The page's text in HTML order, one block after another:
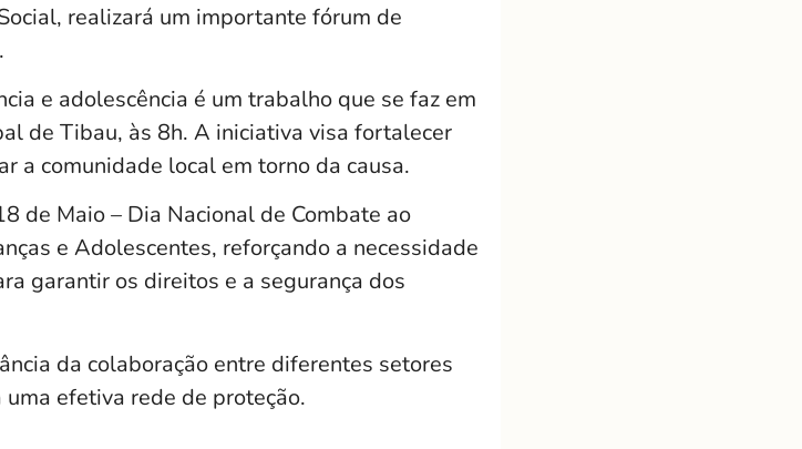
realizará um importante fórum de
e adolescência é um trabalho que se faz em
de Tibau, às 8h. A iniciativa visa fortalecer
a comunidade local em torno da causa.
de Maio – Dia Nacional de Combate ao
e Adolescentes, reforçando a necessidade
garantir os direitos e a segurança dos
da colaboração entre diferentes setores
efetiva rede de proteção.